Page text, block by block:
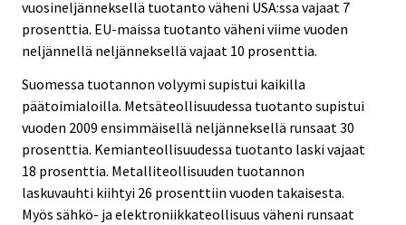
vuosineljänneksellä tuotanto väheni USA:ssa vajaat 7
prosenttia. EU-maissa tuotanto väheni viime vuoden
neljännellä neljänneksellä vajaat 10 prosenttia.
Suomessa tuotannon volyymi supistui kaikilla
päätoimialoilla. Metsäteollisuudessa tuotanto supistui
vuoden 2009 ensimmäisellä neljänneksellä runsaat 30
prosenttia. Kemianteollisuudessa tuotanto laski vajaat
18 prosenttia. Metalliteollisuuden tuotannon
laskuvauhti kiihtyi 26 prosenttiin vuoden takaisesta.
Myös sähkö- ja elektroniikkateollisuus väheni runsaat